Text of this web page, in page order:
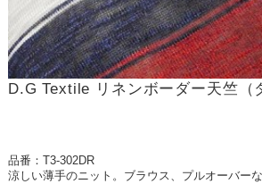
D.G Textile リネンボーダー天竺（
品番：T3-302DR
涼しい薄手のニット。ブラウス、プルオーバー